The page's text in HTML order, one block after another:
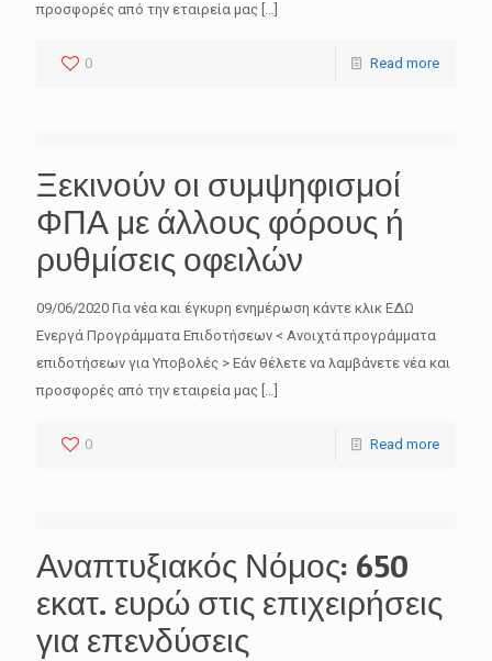
προσφορές από την εταιρεία μας […]
0 Read more
Ξεκινούν οι συμψηφισμοί
ΦΠΑ με άλλους φόρους ή
ρυθμίσεις οφειλών
09/06/2020 Για νέα και έγκυρη ενημέρωση κάντε κλικ ΕΔΩ
Ενεργά Προγράμματα Επιδοτήσεων < Ανοιχτά προγράμματα
επιδοτήσεων για Υποβολές > Εάν θέλετε να λαμβάνετε νέα και
προσφορές από την εταιρεία μας […]
0 Read more
Αναπτυξιακός Νόμος: 650
εκατ. ευρώ στις επιχειρήσεις
για επενδύσεις